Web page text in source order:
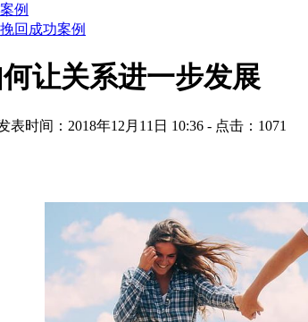
例
回成功案例
让关系进一步发展
表时间：2018年12月11日 10:36 - 点击： 1071